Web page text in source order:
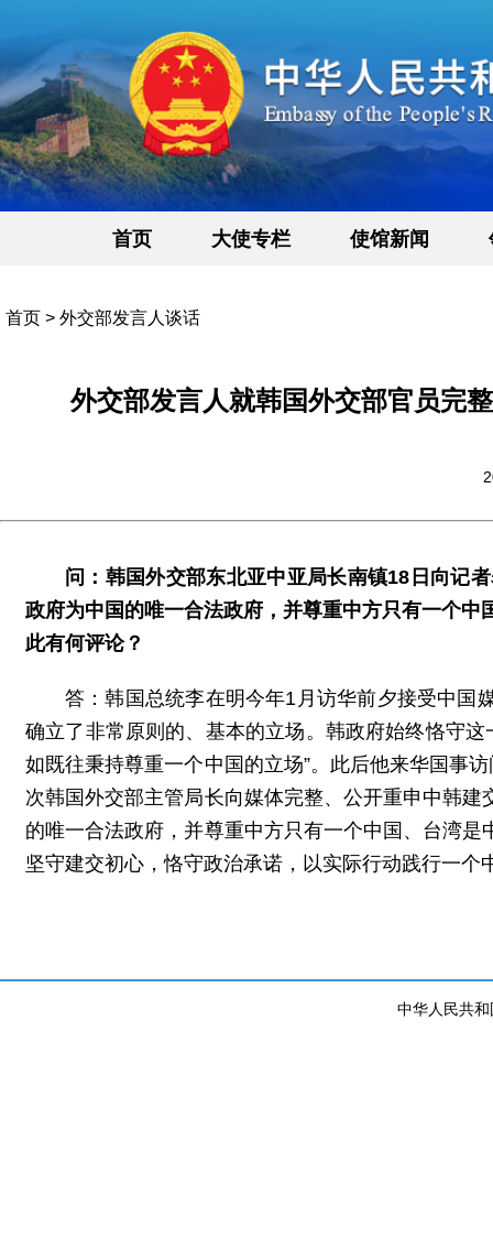
首页 大使专栏 使馆新闻
首页 > 外交部发言人谈话
外交部发言人就韩国外交部官员完
问：韩国外交部东北亚中亚局长南镇18日向记
政府为中国的唯一合法政府，并尊重中方只有一个
此有何评论？
答：韩国总统李在明今年1月访华前夕接受中国
确立了非常原则的、基本的立场。韩政府始终恪守
如既往秉持尊重一个中国的立场”。此后他来华国事
次韩国外交部主管局长向媒体完整、公开重申中韩
的唯一合法政府，并尊重中方只有一个中国、台湾
坚守建交初心，恪守政治承诺，以实际行动践行一个
中华人民共